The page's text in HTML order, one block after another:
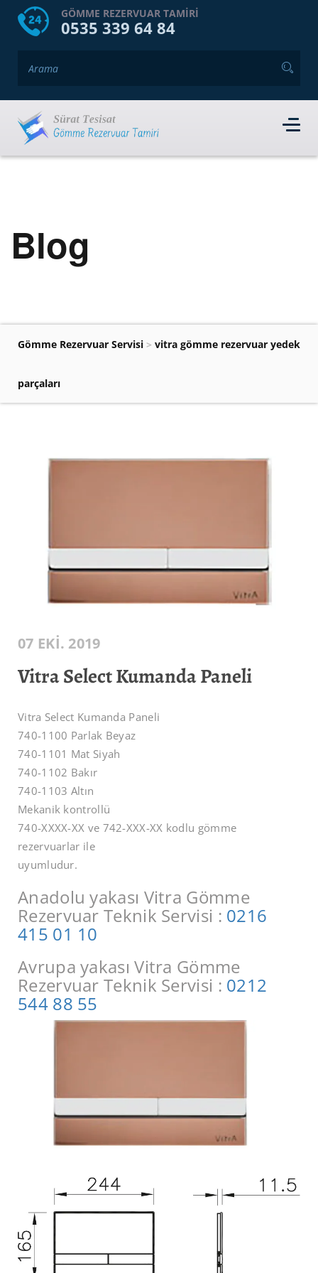
HOME HAKKIMIZDA
GÖMME REZERVUAR TAMIRI
0535 339 64 84
Blog
Gömme Rezervuar Servisi > vitra gömme rezervuar yedek
parçaları
07 EKI. 2019
Vitra Select Kumanda Paneli
Vitra Select Kumanda Paneli
740-1100 Parlak Beyaz
740-1101 Mat Siyah
740-1102 Bakır
740-1103 Altın
Mekanik kontrollü
740-XXXX-XX ve 742-XXX-XX kodlu gömme
rezervuarlar ile
uyumludur.
Anadolu yakası Vitra Gömme
Rezervuar Teknik Servisi : 0216
415 01 10
Avrupa yakası Vitra Gömme
Rezervuar Teknik Servisi : 0212
544 88 55